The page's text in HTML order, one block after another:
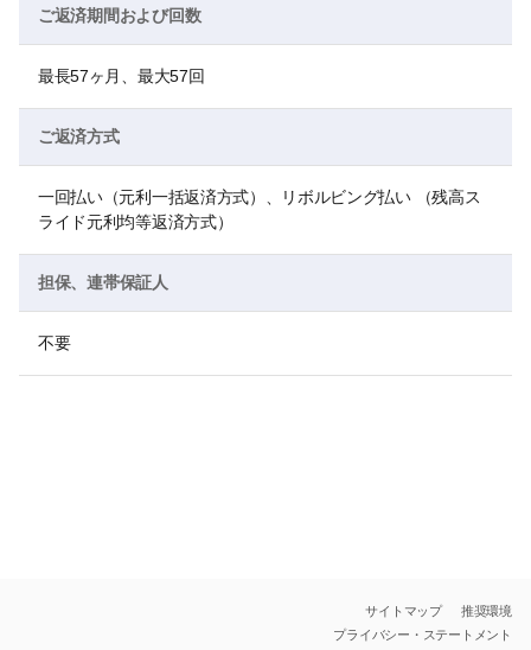
ご返済期間および回数
最長57ヶ月、最大57回
ご返済方式
一回払い（元利一括返済方式）、リボルビング払い （残高ス
ライド元利均等返済方式）
担保、連帯保証人
不要
サイトマップ
推奨環境
プライバシー・ステートメント